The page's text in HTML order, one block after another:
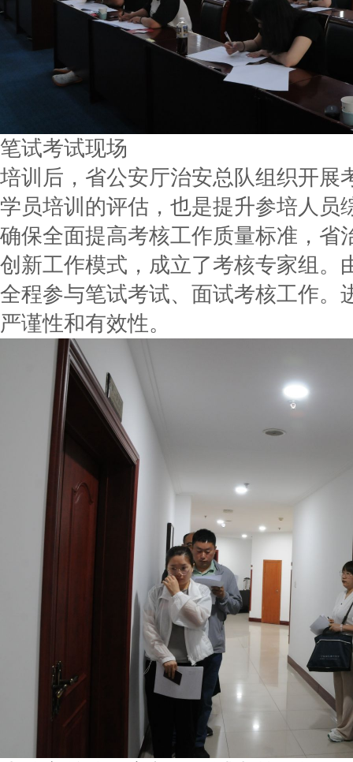
笔试考试现场
培训后，省公安厅治安总队组织开展
学员培训的评估，也是提升参培人员
确保全面提高考核工作质量标准，省
创新工作模式，成立了考核专家组。
全程参与笔试考试、面试考核工作。
严谨性和有效性。